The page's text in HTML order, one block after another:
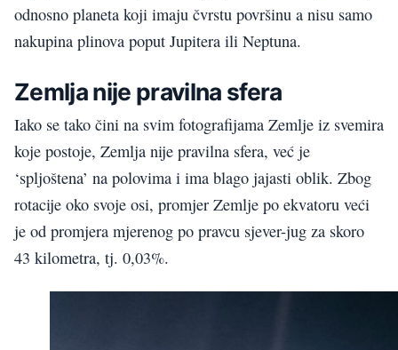
odnosno planeta koji imaju čvrstu površinu a nisu samo
nakupina plinova poput Jupitera ili Neptuna.
Zemlja nije pravilna sfera
Iako se tako čini na svim fotografijama Zemlje iz svemira
koje postoje, Zemlja nije pravilna sfera, već je
‘spljoštena’ na polovima i ima blago jajasti oblik. Zbog
rotacije oko svoje osi, promjer Zemlje po ekvatoru veći
je od promjera mjerenog po pravcu sjever-jug za skoro
43 kilometra, tj. 0,03%.